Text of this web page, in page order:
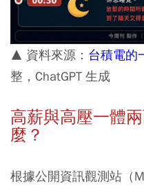
▲ 資料來源： 台積電的
整，ChatGPT 生成
高薪與高壓一體
麼？
根據公開資訊觀測站（